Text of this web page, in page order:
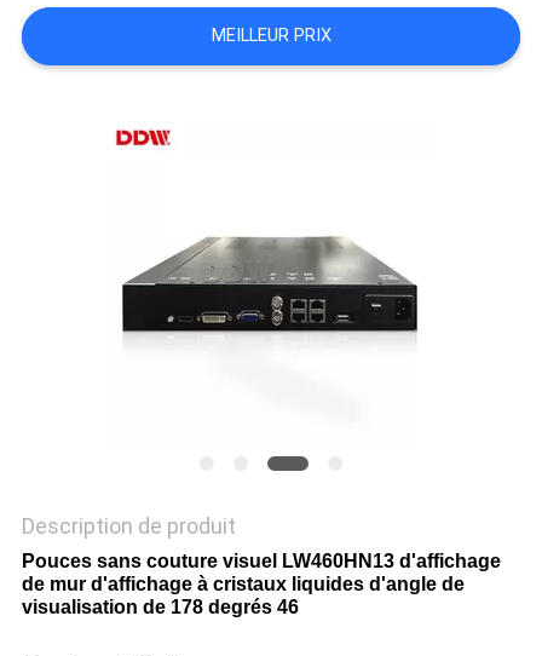
CENTER
PRIVACY
MEILLEUR PRIX
Description de produit
Pouces sans couture visuel LW460HN13 d'affichage
de mur d'affichage à cristaux liquides d'angle de
visualisation de 178 degrés 46